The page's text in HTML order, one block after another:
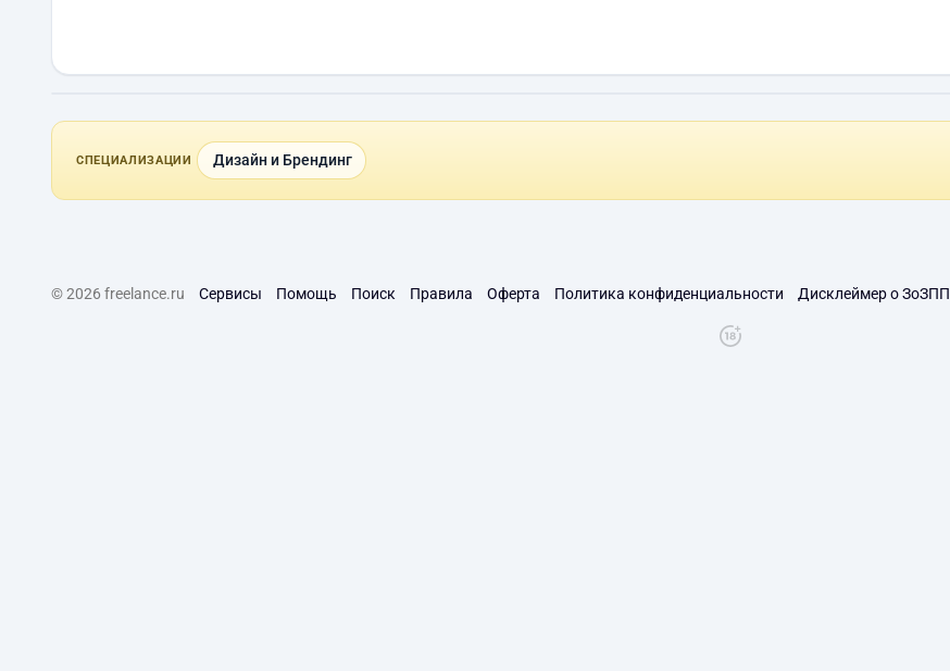
СПЕЦИАЛИЗАЦИИ Дизайн и Брендинг
© 2026 freelance.ru Сервисы Помощь Поиск Правила Оферта Политика конфиденциальности Дисклеймер о ЗоЗПП